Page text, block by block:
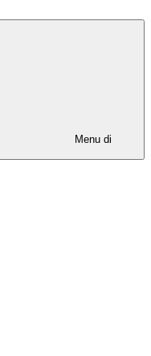
Menu di